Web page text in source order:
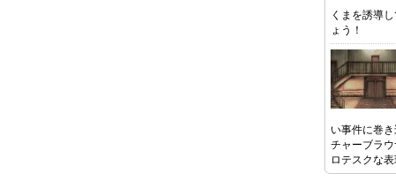
くまを誘導
ょう！
い事件に巻
チャーブラ
ロテスクな